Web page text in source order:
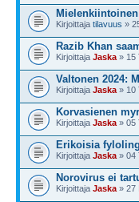
Kirjoittaja tilavuus »
Razib Khan
Kirjoittaja Jaska » 15
Valtonen 2024:
Kirjoittaja Jaska » 10
Korvasienen
Kirjoittaja Jaska » 05
Erikoisia
Kirjoittaja Jaska » 04
Norovirus ei
Kirjoittaja Jaska » 27